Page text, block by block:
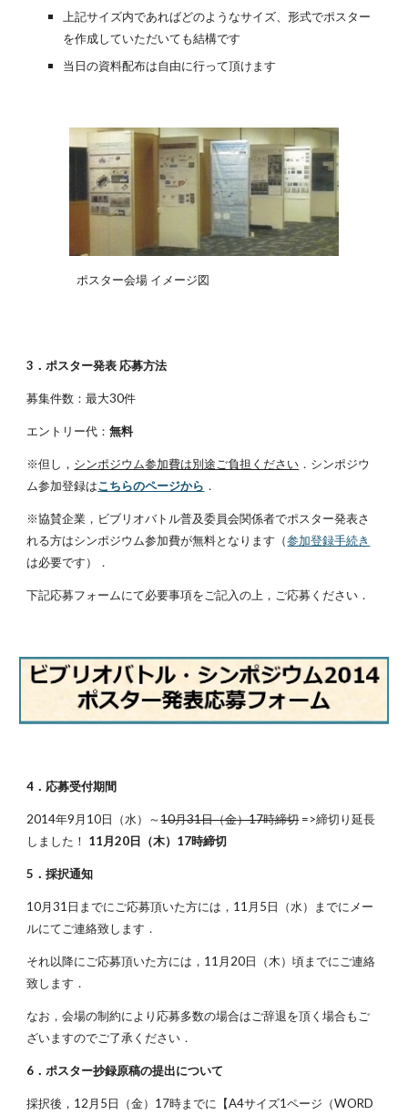
上記サイズ内であればどのようなサイズ、形式でポスター
を作成していただいても結構です
当日の資料配布は自由に行って頂けます
ポスター会場 イメージ図
3．ポスター発表 応募方法
募集件数：最大30件
エントリー代：無料
※但し， シンポジウム参加費は別途ご負担ください ．シンポジウ
ム参加登録はこちらのページから ．
※協賛企業，ビブリオバトル普及委員会関係者でポスター発表さ
れる方はシンポジウム参加費が無料となります（参加登録手続き
は必要です）．
下記応募フォームにて必要事項をご記入の上，ご応募ください．
4．応募受付期間
2014年9月10日（水）～10月31日（金）17時締切 =>締切り延長
しました！ 11月20日（木）17時締切
5．採択通知
10月31日までにご応募頂いた方には，11月5日（水）までにメー
ルにてご連絡致します．
それ以降にご応募頂いた方には，11月20日（木）頃までにご連絡
致します．
なお，会場の制約により応募多数の場合はご辞退を頂く場合もご
ざいますのでご了承ください．
6．ポスター抄録原稿の提出について
採択後，12月5日（金）17時までに【A4サイズ1ページ（WORD